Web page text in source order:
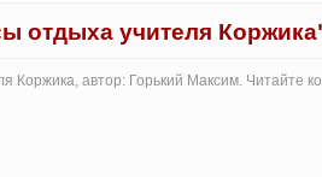
отдыха учителя
Коржика, автор: Горький Максим. Читайте